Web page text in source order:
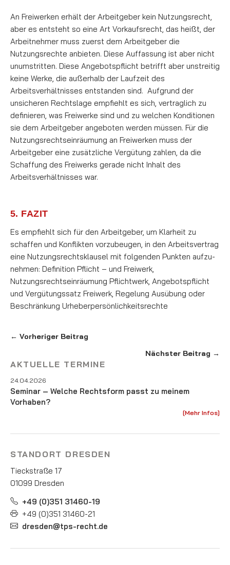
An Freiwerken erhält der Arbeitgeber kein Nutzungsrecht,
aber es entsteht so eine Art Vor­kaufs­recht, das heißt, der
Arbeitnehmer muss zuerst dem Arbeitgeber die
Nutzungsrechte anbieten. Diese Auf­fas­sung ist aber nicht
unumstritten. Diese Angebotspflicht betrifft aber unstreitig
keine Werke, die außerhalb der Laufzeit des
Arbeitsverhältnisses ent­standen sind. Aufgrund der
unsicheren Rechts­­lage empfiehlt es sich, vertraglich zu
definieren, was Freiwerke sind und zu welchen Kon­diti­o­nen
sie dem Arbeitgeber angeboten werden müssen. Für die
Nutzungsrechtseinräumung an Freiwerken muss der
Arbeitgeber eine zu­sätz­li­che Vergütung zah­len, da die
Schaffung des Freiwerks gerade nicht Inhalt des
Arbeitsverhältnisses war.
5. FAZIT
Es empfiehlt sich für den Arbeitgeber, um Klarheit zu
schaffen und Konflikten vorzubeugen, in den Ar­­beitsvertrag
eine Nutzungsrechtsklausel mit folgenden Punkten auf­zu­
neh­men: Definition Pflicht – und Freiwerk,
Nutzungsrechtseinräumung Pflichtwerk, Angebotspflicht
und Vergütungssatz Freiwerk, Regelung Ausübung oder
Beschränkung Urheberpersönlichkeitsrechte
← Vorheriger Beitrag
Nächster Beitrag →
AKTUELLE TERMINE
24.04.2026
Seminar – Welche Rechtsform passt zu meinem
Vorhaben?
[Mehr Infos]
STANDORT DRESDEN
Tieckstraße 17
01099 Dresden
+49 (0)351 31460-19
+49 (0)351 31460-21
dresden@tps-recht.de